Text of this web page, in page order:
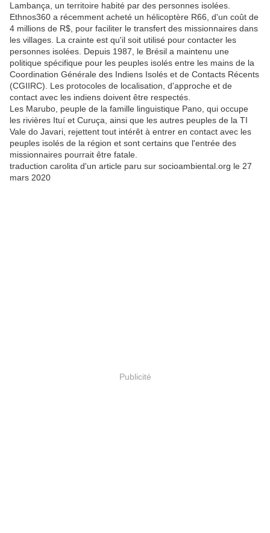
Lambança, un territoire habité par des personnes isolées.
Ethnos360 a récemment acheté un hélicoptère R66, d'un coût de
4 millions de R$, pour faciliter le transfert des missionnaires dans
les villages. La crainte est qu'il soit utilisé pour contacter les
personnes isolées. Depuis 1987, le Brésil a maintenu une
politique spécifique pour les peuples isolés entre les mains de la
Coordination Générale des Indiens Isolés et de Contacts Récents
(CGIIRC). Les protocoles de localisation, d'approche et de
contact avec les indiens doivent être respectés.
Les Marubo, peuple de la famille linguistique Pano, qui occupe
les rivières Ituí et Curuça, ainsi que les autres peuples de la TI
Vale do Javari, rejettent tout intérêt à entrer en contact avec les
peuples isolés de la région et sont certains que l'entrée des
missionnaires pourrait être fatale.
traduction carolita d'un article paru sur socioambiental.org le 27
mars 2020
Publicité